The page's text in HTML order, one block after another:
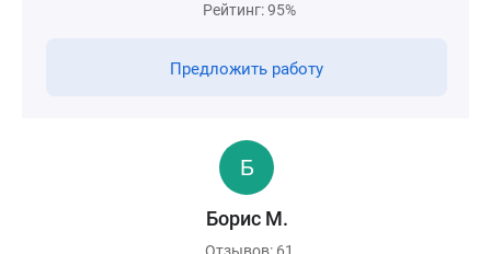
Рейтинг: 95%
Предложить работу
Борис М.